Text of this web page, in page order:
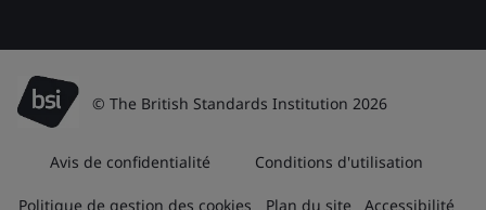
© The British Standards Institution 2026
Avis de confidentialité Conditions d'utilisation
Politique de gestion des cookies Plan du site Accessibilité